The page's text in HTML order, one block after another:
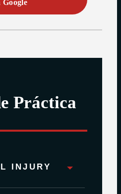
Google
Práctica
INJURY